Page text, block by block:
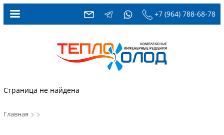
+7 (964) 788-68-78
Страница не найдена
Главная